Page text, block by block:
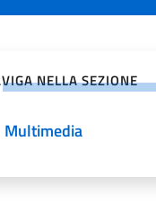
NELLA SEZIONE
Multimedia